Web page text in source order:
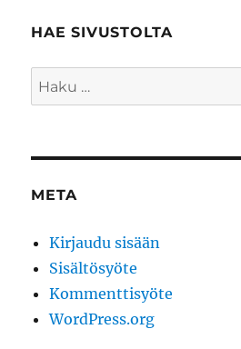
HAE SIVUSTOLTA
Etsi:
META
Kirjaudu sisään
Sisältösyöte
Kommenttisyöte
WordPress.org